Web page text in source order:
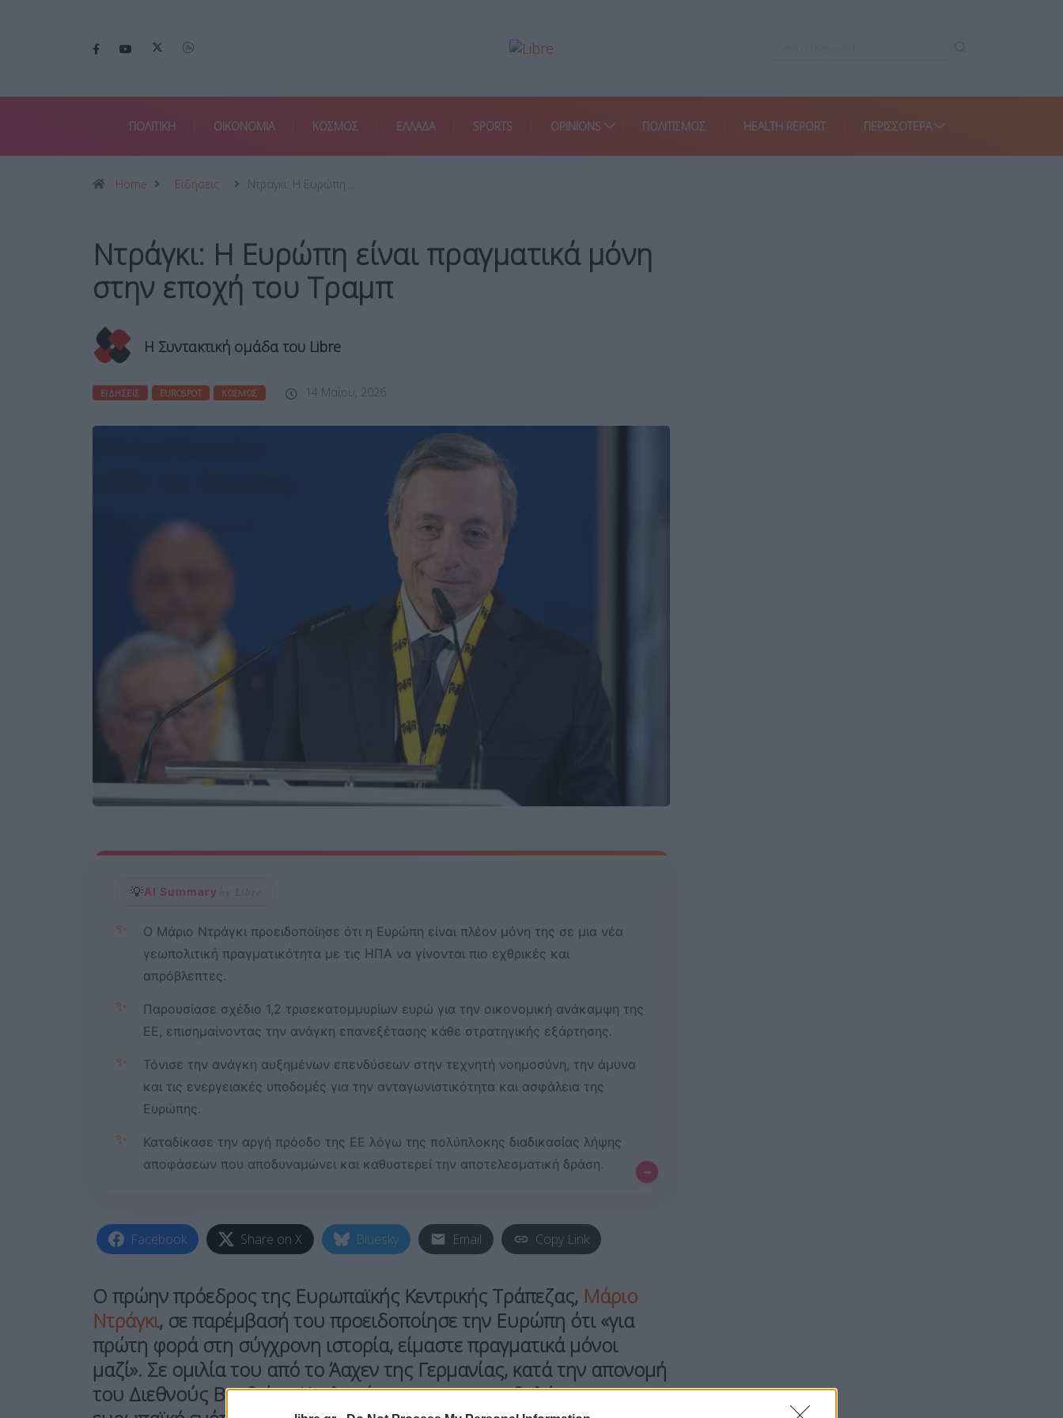
ΠΟΛΙΤΙΚΗ ΟΙΚΟΝΟΜΙΑ ΚΟΣΜΟΣ ΕΛΛΑΔΑ SPORTS OPINIONS ΠΟΛΙΤΙΣΜΟΣ HEALTH REPORT ΠΕΡΙΣΣΌΤΕΡΑ
Home Ειδήσεις Ντράγκι: Η Ευρώπη…
Ντράγκι: Η Ευρώπη είναι πραγματικά μόνη
στην εποχή του Τραμπ
Η Συντακτική ομάδα του Libre
ΕΙΔΉΣΕΙΣ EUROSPOT ΚΌΣΜΟΣ 14 Μαΐου, 2026
💡AI Summary by Libre
✨
Ο Μάριο Ντράγκι προειδοποίησε ότι η Ευρώπη είναι πλέον μόνη της σε μια νέα
γεωπολιτική πραγματικότητα με τις ΗΠΑ να γίνονται πιο εχθρικές και
απρόβλεπτες.
✨
Παρουσίασε σχέδιο 1,2 τρισεκατομμυρίων ευρώ για την οικονομική ανάκαμψη της
ΕΕ, επισημαίνοντας την ανάγκη επανεξέτασης κάθε στρατηγικής εξάρτησης.
✨
Τόνισε την ανάγκη αυξημένων επενδύσεων στην τεχνητή νοημοσύνη, την άμυνα
και τις ενεργειακές υποδομές για την ανταγωνιστικότητα και ασφάλεια της
Ευρώπης.
✨
Καταδίκασε την αργή πρόοδο της ΕΕ λόγω της πολύπλοκης διαδικασίας λήψης
αποφάσεων που αποδυναμώνει και καθυστερεί την αποτελεσματική δράση.
–
Facebook Share on X Bluesky Email Copy Link
Ο πρώην πρόεδρος της Ευρωπαϊκής Κεντρικής Τράπεζας, Μάριο
Ντράγκι, σε παρέμβασή του προειδοποίησε την Ευρώπη ότι «για
πρώτη φορά στη σύγχρονη ιστορία, είμαστε πραγματικά μόνοι
μαζί». Σε ομιλία του από το Άαχεν της Γερμανίας, κατά την απονομή
του Διεθνούς Βραβείου Καρλομάγνου, για τη συμβολή του στην